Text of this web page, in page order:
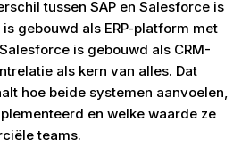
tussen SAP en Salesforce is
gebouwd als ERP-platform met
is gebouwd als CRM-
als kern van alles. Dat
hoe beide systemen aanvoelen,
en welke waarde ze
teams.